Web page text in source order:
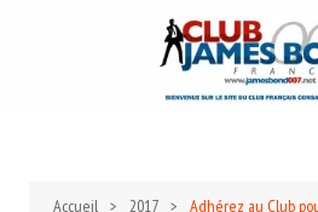
Accueil 2017 Adhérez au Club